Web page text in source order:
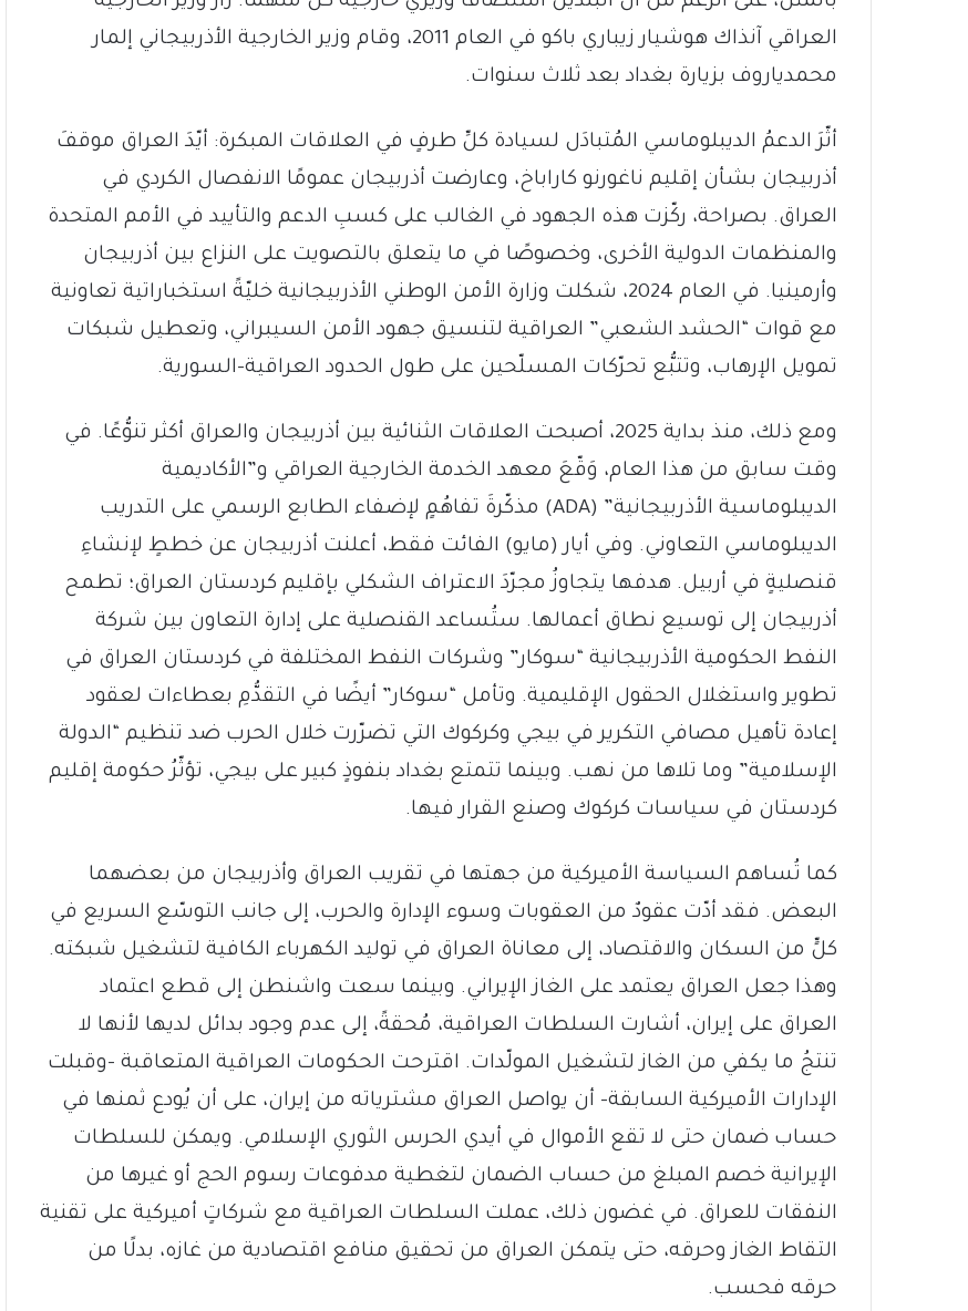
العراقي آنذاك هوشيار زيباري باكو في العام 2011، وقام وزير الخارجية الأذربيجاني إلمار
محمدياروف بزيارة بغداد بعد ثلاث سنوات.
أثّرَ الدعمُ الديبلوماسي المُتبادَل لسيادة كلِّ طرفٍ في العلاقات المبكرة: أيّدَ العراق موقفَ
أذربيجان بشأن إقليم ناغورنو كاراباخ، وعارضت أذربيجان عمومًا الانفصال الكردي في
العراق. بصراحة، ركّزت هذه الجهود في الغالب على كسبِ الدعم والتأييد في الأمم المتحدة
والمنظمات الدولية الأخرى، وخصوصًا في ما يتعلق بالتصويت على النزاع بين أذربيجان
وأرمينيا. في العام 2024، شكلت وزارة الأمن الوطني الأذربيجانية خليّةً استخباراتية تعاونية
مع قوات “الحشد الشعبي” العراقية لتنسيق جهود الأمن السيبراني، وتعطيل شبكات
تمويل الإرهاب، وتتبُّع تحرّكات المسلّحين على طول الحدود العراقية-السورية.
ومع ذلك، منذ بداية 2025، أصبحت العلاقات الثنائية بين أذربيجان والعراق أكثر تنوُّعًا. في
وقت سابق من هذا العام، وَقّعَ معهد الخدمة الخارجية العراقي و”الأكاديمية
الديبلوماسية الأذربيجانية” (ADA) مذكّرةَ تفاهُمٍ لإضفاء الطابع الرسمي على التدريب
الديبلوماسي التعاوني. وفي أيار (مايو) الفائت فقط، أعلنت أذربيجان عن خططٍ لإنشاءِ
قنصليةٍ في أربيل. هدفها يتجاوزُ مجرّدَ الاعتراف الشكلي بإقليم كردستان العراق؛ تطمح
أذربيجان إلى توسيع نطاق أعمالها. ستُساعد القنصلية على إدارة التعاون بين شركة
النفط الحكومية الأذربيجانية “سوكار” وشركات النفط المختلفة في كردستان العراق في
تطوير واستغلال الحقول الإقليمية. وتأمل “سوكار” أيضًا في التقدُّمِ بعطاءات لعقود
إعادة تأهيل مصافي التكرير في بيجي وكركوك التي تضرّرت خلال الحرب ضد تنظيم “الدولة
الإسلامية” وما تلاها من نهب. وبينما تتمتع بغداد بنفوذٍ كبير على بيجي، تؤثّرُ حكومة إقليم
كردستان في سياسات كركوك وصنع القرار فيها.
كما تُساهم السياسة الأميركية من جهتها في تقريب العراق وأذربيجان من بعضهما
البعض. فقد أدّت عقودٌ من العقوبات وسوء الإدارة والحرب، إلى جانب التوسّع السريع في
كلٍّ من السكان والاقتصاد، إلى معاناة العراق في توليد الكهرباء الكافية لتشغيل شبكته.
وهذا جعل العراق يعتمد على الغاز الإيراني. وبينما سعت واشنطن إلى قطع اعتماد
العراق على إيران، أشارت السلطات العراقية، مُحقةً، إلى عدم وجود بدائل لديها لأنها لا
تنتجُ ما يكفي من الغاز لتشغيل المولّدات. اقترحت الحكومات العراقية المتعاقبة -وقبلت
الإدارات الأميركية السابقة- أن يواصل العراق مشترياته من إيران، على أن يُودع ثمنها في
حساب ضمان حتى لا تقع الأموال في أيدي الحرس الثوري الإسلامي. ويمكن للسلطات
الإيرانية خصم المبلغ من حساب الضمان لتغطية مدفوعات رسوم الحج أو غيرها من
النفقات للعراق. في غضون ذلك، عملت السلطات العراقية مع شركاتٍ أميركية على تقنية
التقاط الغاز وحرقه، حتى يتمكن العراق من تحقيق منافع اقتصادية من غازه، بدلًا من
حرقه فحسب.